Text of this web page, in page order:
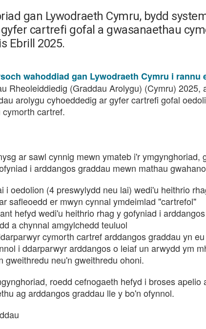
gan Lywodraeth Cymru, bydd
cartrefi gofal a gwasanaethau
Ebrill 2025.
wahoddiad gan Lywodraeth Cymru i rannu
Rheoleiddiedig (Graddau Arolygu) (Cymru) 2025,
arolygu cyhoeddedig ar gyfer cartrefi gofal
cartref.
ar sawl cynnig mewn ymateb i'r ymgynghoriad,
i arddangos graddau mewn mathau
i oedolion (4 preswylydd neu lai) wedi'u heithrio
safleoedd er mwyn cynnal ymdeimlad "cartrefol"
hefyd wedi'u heithrio rhag y gofyniad i
a chynnal amgylchedd teuluol
cymorth cartref arddangos graddau yn
i ddarparwyr arddangos o leiaf un arwydd ym
gweithredu neu'n gweithredu ohoni.
roedd cefnogaeth hefyd i broses apelio
ag arddangos graddau lle y bo'n ofynnol.